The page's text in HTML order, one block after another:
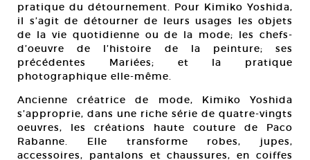
pratique du détournement. Pour Kimiko Yoshida,
il s’agit de détourner de leurs usages les objets
de la vie quotidienne ou de la mode; les chefs-
d’oeuvre de l’histoire de la peinture; ses
précédentes Mariées; et la pratique
photographique elle-même.
Ancienne créatrice de mode, Kimiko Yoshida
s’approprie, dans une riche série de quatre-vingts
oeuvres, les créations haute couture de Paco
Rabanne. Elle transforme robes, jupes,
accessoires, pantalons et chaussures, en coiffes